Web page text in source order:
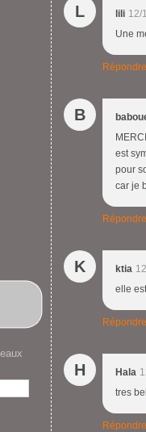
L lili 12/
Une
Répondre
B
est
pour
car je
Répondre
K ktia
elle
Répondre
H Hala
tres
Répondre